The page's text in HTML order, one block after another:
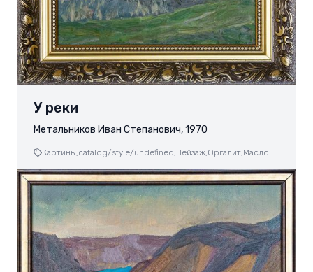
У реки
Метальников Иван Степанович, 1970
Картины,catalog/style/undefined,Пейзаж,Оргалит,Масло